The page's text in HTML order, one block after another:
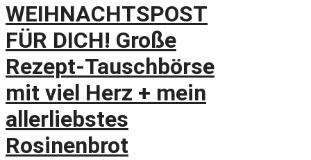
WEIHNACHTSPOST
FÜR DICH! Große
Rezept-Tauschbörse
mit viel Herz + mein
allerliebstes
Rosinenbrot